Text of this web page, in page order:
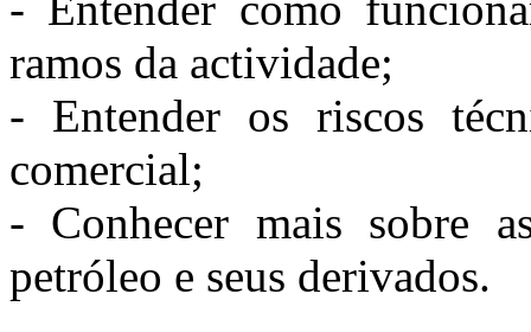
ramos da actividade;
- Entender os riscos
comercial;
- Conhecer mais sobre
petróleo e seus derivados.